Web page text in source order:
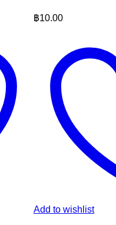
฿10.00
Add to wishlist